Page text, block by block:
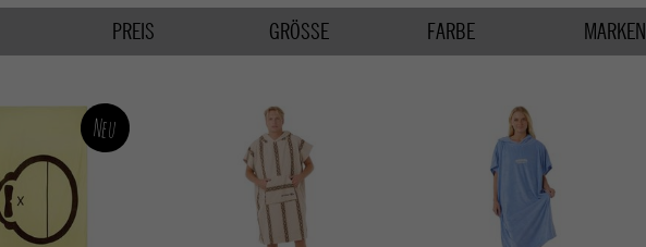
PREIS GRÖSSE FARBE MARKEN
Neu